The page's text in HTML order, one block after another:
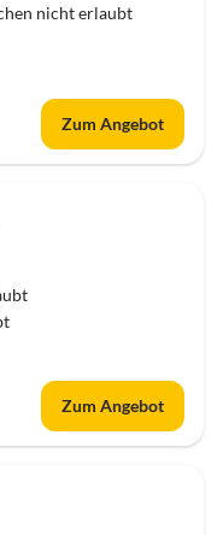
nicht erlaubt
Zum Angebot
Zum Angebot